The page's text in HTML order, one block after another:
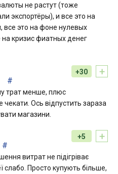
не растут (тоже
экспортёры), и все это на
все это на фоне нулевых
кризис фиатных денег
+
+30
#
трат менше, плюс
чекати. Ось відпустить зараза
магазини.
+
+5
#
витрат не підігріває
слабо. Просто купують більше,